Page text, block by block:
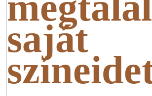
saját